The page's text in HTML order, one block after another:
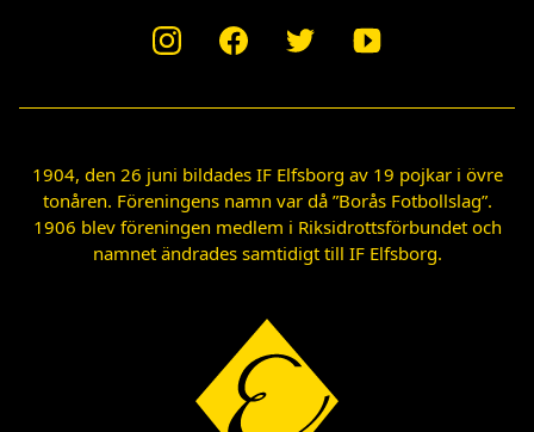
1904, den 26 juni bildades IF Elfsborg av 19 pojkar i övre
tonåren. Föreningens namn var då ”Borås Fotbollslag”.
1906 blev föreningen medlem i Riksidrottsförbundet och
namnet ändrades samtidigt till IF Elfsborg.